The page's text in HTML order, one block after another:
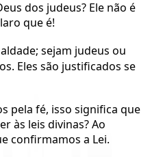
dos judeus? Ele não é
que é!
sejam judeus ou
Eles são justificados se
pela fé, isso significa que
às leis divinas? Ao
confirmamos a Lei.